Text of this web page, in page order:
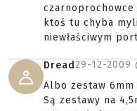
ktoś tu chyba
niewłaściwym
Dread29-12-2009
Albo zestaw
Są zestawy na